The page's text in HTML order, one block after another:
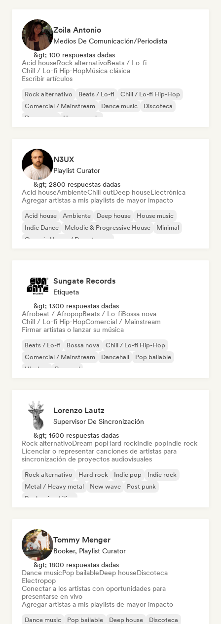
Zoila Antonio
Medios De Comunicación/Periodista
&gt; 100 respuestas dadas
Acid houseRock alternativoBeats / Lo-fi
Chill / Lo-fi Hip-HopMúsica clásica
Escribir artículos
Rock alternativo Beats / Lo-fi
Chill / Lo-fi Hip-Hop
Comercial / Mainstream
Dance music
Discoteca
Dream pop
House music
N3UX
Playlist Curator
&gt; 2800 respuestas dadas
Acid houseAmbienteChill outDeep houseElectrónica
Agregar artistas a mis playlists de mayor impacto
Acid house Ambiente Deep house
House music
Indie Dance
Melodic & Progressive House
Minimal
Organic House / Downtempo
Sungate Records
Etiqueta
&gt; 1300 respuestas dadas
Afrobeat / AfropopBeats / Lo-fiBossa nova
Chill / Lo-fi Hip-HopComercial / Mainstream
Firmar artistas o lanzar su música
Beats / Lo-fi Bossa nova
Chill / Lo-fi Hip-Hop
Comercial / Mainstream
Dancehall
Pop bailable
Hip-hop
Pop soul
Lorenzo Lautz
Supervisor De Sincronización
&gt; 1600 respuestas dadas
Rock alternativoDream popHard rockIndie popIndie rock
Licenciar o representar canciones de artistas para
sincronización de proyectos audiovisuales
Rock alternativo Hard rock Indie pop
Indie rock
Metal / Heavy metal
New wave
Post punk
Rock psicodélico
Tommy Menger
Booker, Playlist Curator
&gt; 1800 respuestas dadas
Dance musicPop bailableDeep houseDiscoteca
Electropop
Conectar a los artistas con oportunidades para
presentarse en vivo
Agregar artistas a mis playlists de mayor impacto
Dance music Pop bailable Deep house
Discoteca